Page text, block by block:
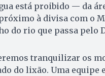
está proibido — da
à divisa com o
do rio que passa pelo
tranquilizar os
do lixão. Uma equipe